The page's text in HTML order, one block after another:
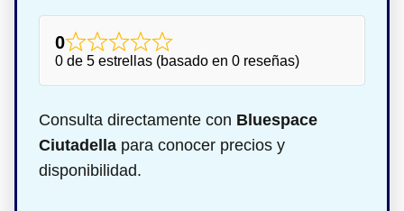
0
0 de 5 estrellas (basado en 0 reseñas)
Consulta directamente con Bluespace
Ciutadella para conocer precios y
disponibilidad.